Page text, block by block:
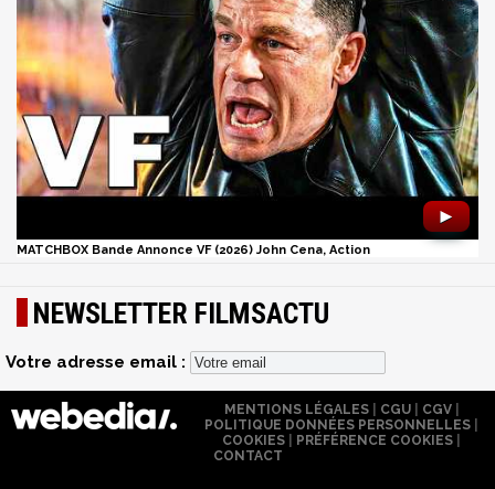
►
MATCHBOX Bande Annonce VF (2026) John Cena, Action
NEWSLETTER FILMSACTU
Votre adresse email :
MENTIONS LÉGALES| CGU| CGV|
POLITIQUE DONNÉES PERSONNELLES
COOKIES
PRÉFÉRENCE COOKIES
CONTACT